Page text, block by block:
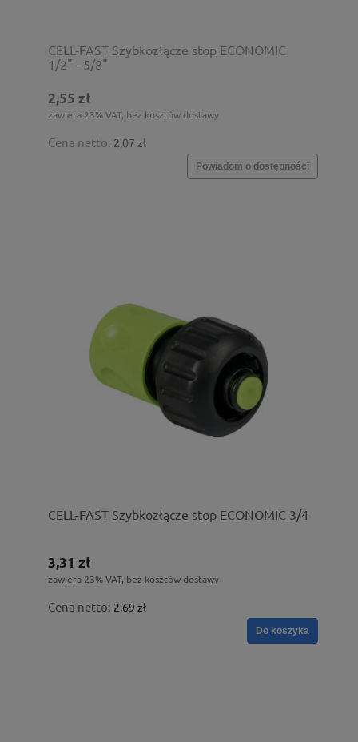
CELL-FAST Szybkozłącze stop ECONOMIC
1/2" - 5/8"
2,55 zł
zawiera 23% VAT, bez kosztów dostawy
Cena netto: 2,07 zł
Powiadom o dostępności
CELL-FAST Szybkozłącze stop ECONOMIC 3/4
3,31 zł
zawiera 23% VAT, bez kosztów dostawy
Cena netto: 2,69 zł
Do koszyka